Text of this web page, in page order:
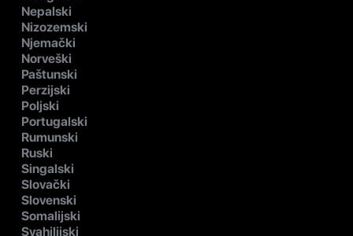
Nepalski
Nizozemski
Njemački
Norveški
Paštunski
Perzijski
Poljski
Portugalski
Rumunski
Ruski
Singalski
Slovački
Slovenski
Somalijski
Svahilijski